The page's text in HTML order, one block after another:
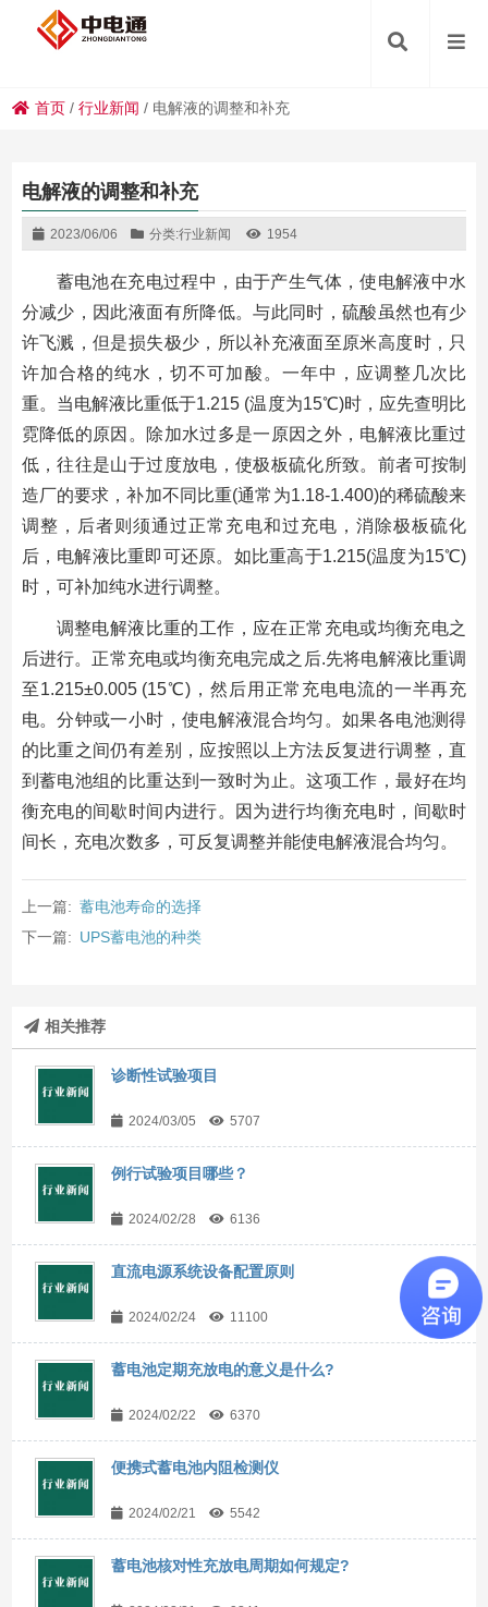
首页 /行业新闻 / 电解液的调整和补充
电解液的调整和补充
2023/06/06 分类:行业新闻 1954
蓄电池在充电过程中，由于产生气体，使电解液中水
分减少，因此液面有所降低。与此同时，硫酸虽然也有少
许飞溅，但是损失极少，所以补充液面至原米高度时，只
许加合格的纯水，切不可加酸。一年中，应调整几次比
重。当电解液比重低于1.215 (温度为15℃)时，应先查明比
霓降低的原因。除加水过多是一原因之外，电解液比重过
低，往往是山于过度放电，使极板硫化所致。前者可按制
造厂的要求，补加不同比重(通常为1.18-1.400)的稀硫酸来
调整，后者则须通过正常充电和过充电，消除极板硫化
后，电解液比重即可还原。如比重高于1.215(温度为15℃)
时，可补加纯水进行调整。
调整电解液比重的工作，应在正常充电或均衡充电之
后进行。正常充电或均衡充电完成之后.先将电解液比重调
至1.215±0.005 (15℃)，然后用正常充电电流的一半再充
电。分钟或一小时，使电解液混合均匀。如果各电池测得
的比重之间仍有差别，应按照以上方法反复进行调整，直
到蓄电池组的比重达到一致时为止。这项工作，最好在均
衡充电的间歇时间内进行。因为进行均衡充电时，间歇时
间长，充电次数多，可反复调整并能使电解液混合均匀。
上一篇: 蓄电池寿命的选择
下一篇: UPS蓄电池的种类
相关推荐
诊断性试验项目
2024/03/05 5707
例行试验项目哪些？
2024/02/28 6136
直流电源系统设备配置原则
2024/02/24 11100
蓄电池定期充放电的意义是什么?
2024/02/22 6370
便携式蓄电池内阻检测仪
2024/02/21 5542
蓄电池核对性充放电周期如何规定?